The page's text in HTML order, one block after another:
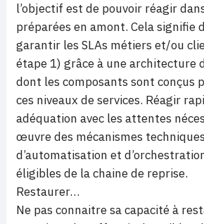
l’objectif est de pouvoir réagir
préparées en amont. Cela signifie
garantir les SLAs métiers et/ou
étape 1) grâce à une architecture
dont les composants sont conçus
ces niveaux de services. Réagir
adéquation avec les attentes
œuvre des mécanismes techniques
d’automatisation et
éligibles de la chaine de reprise.
Restaurer…
Ne pas connaitre sa capacité à